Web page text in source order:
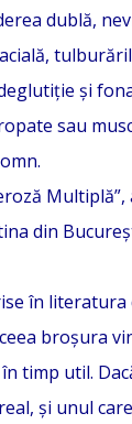
dublă,
și
sau
din
în literatura
timp util.
și unul